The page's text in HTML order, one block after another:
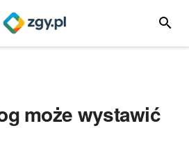
może wystawić